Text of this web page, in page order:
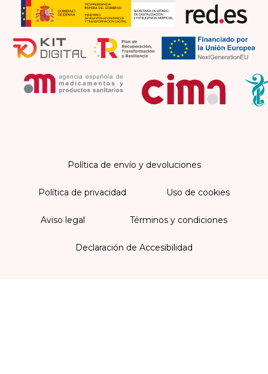
Política de envío y devoluciones
Política de privacidad Uso de cookies
Aviso legal Términos y condiciones
Declaración de Accesibilidad